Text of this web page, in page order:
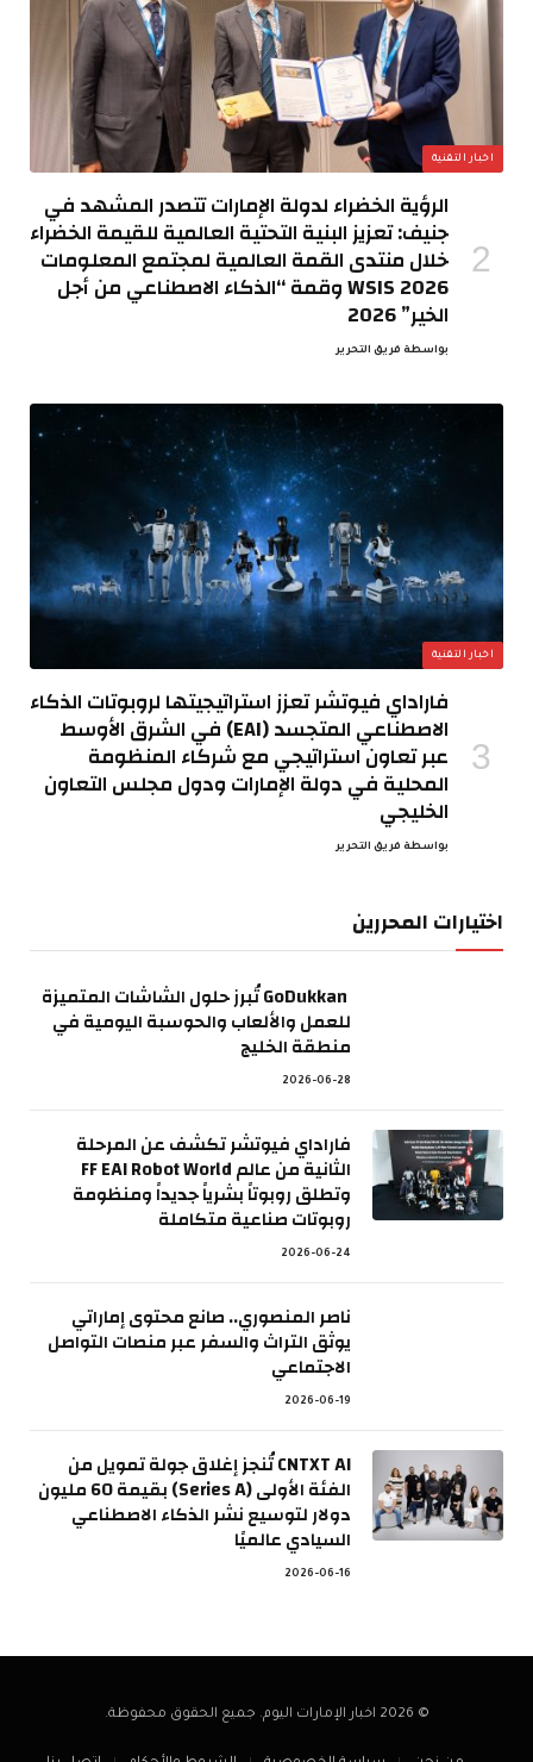
اخبار التقنية
الرؤية الخضراء لدولة الإمارات تتصدر المشهد في
جنيف: تعزيز البنية التحتية العالمية للقيمة الخضراء
خلال منتدى القمة العالمية لمجتمع المعلومات
WSIS 2026 وقمة “الذكاء الاصطناعي من أجل
الخير” 2026
بواسطة فريق التحرير
اخبار التقنية
فاراداي فيوتشر تعزز استراتيجيتها لروبوتات الذكاء
الاصطناعي المتجسد (EAI) في الشرق الأوسط
عبر تعاون استراتيجي مع شركاء المنظومة
المحلية في دولة الإمارات ودول مجلس التعاون
الخليجي
بواسطة فريق التحرير
اختيارات المحررين
GoDukkan تُبرز حلول الشاشات المتميزة
للعمل والألعاب والحوسبة اليومية في
منطقة الخليج
2026-06-28
فاراداي فيوتشر تكشف عن المرحلة
الثانية من عالم FF EAI Robot World
وتطلق روبوتاً بشرياً جديداً ومنظومة
روبوتات صناعية متكاملة
2026-06-24
ناصر المنصوري.. صانع محتوى إماراتي
يوثق التراث والسفر عبر منصات التواصل
الاجتماعي
2026-06-19
CNTXT AI تُنجز إغلاق جولة تمويل من
الفئة الأولى (Series A) بقيمة 60 مليون
دولار لتوسيع نشر الذكاء الاصطناعي
السيادي عالميًا
2026-06-16
© 2026 اخبار الإمارات اليوم. جميع الحقوق محفوظة.